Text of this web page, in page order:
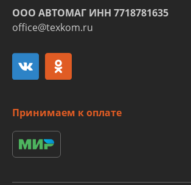
ООО АВТОМАГ ИНН 7718781635
office@texkom.ru
Принимаем к оплате